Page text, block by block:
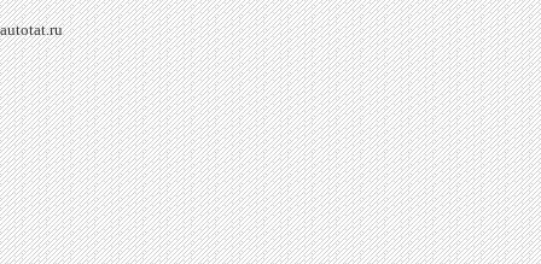
autotat.ru